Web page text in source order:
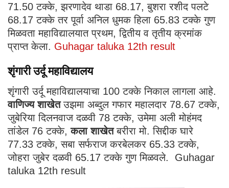
71.50 टक्के, झरणादेव थाडा 68.17, बुशरा रशीद पलटे
68.17 टक्के तर पूर्वा अनिल धुमक हिला 65.83 टक्के गुण
मिळवता महाविद्यालयात प्रथम, द्वितीय व तृतीय क्रमांक
प्राप्त केला. Guhagar taluka 12th result
शृंगारी उर्दू महाविद्यालय
शृंगारी उर्दू महाविद्यालयाचा 100 टक्के निकाल लागला आहे.
वाणिज्य शाखेतउझमा अब्दुल गफार महालदार 78.67 टक्के,
जुबेरिया दिलनवाज दळवी 78 टक्के, उमेमा अली मोहंमद
तांडेल 76 टक्के,कला शाखेतबरीरा मो. सिद्दीक घारे
77.33 टक्के, सबा सर्फराज करबेलकर 65.33 टक्के,
जोहरा जुबेर दळवी 65.17 टक्के गुण मिळवले. Guhagar
taluka 12th result